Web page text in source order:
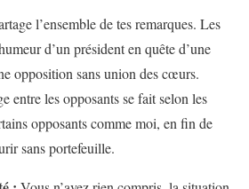
l’ensemble de tes remarques. Les
d’un président en quête d’une
opposition sans union des cœurs.
entre les opposants se fait selon les
opposants comme moi, en fin de
sans portefeuille.